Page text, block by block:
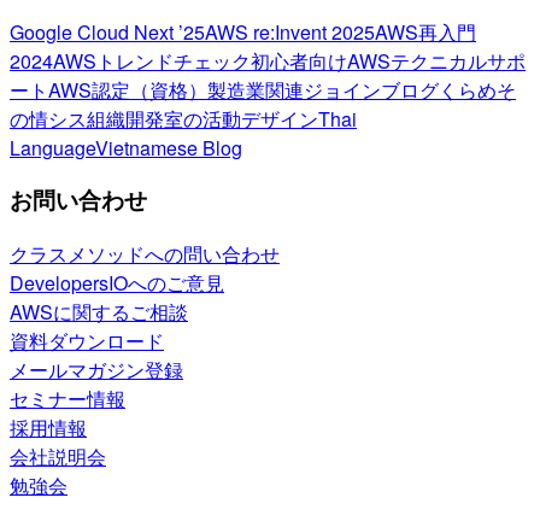
Google Cloud Next ’25AWS re:Invent 2025AWS再入門
2024AWSトレンドチェック初心者向けAWSテクニカルサポ
ートAWS認定（資格） 製造業関連ジョインブログくらめそ
の情シス組織開発室の活動デザインThai
LanguageVietnamese Blog
お問い合わせ
クラスメソッドへの問い合わせ
DevelopersIOへのご意見
AWSに関するご相談
資料ダウンロード
メールマガジン登録
セミナー情報
採用情報
会社説明会
勉強会